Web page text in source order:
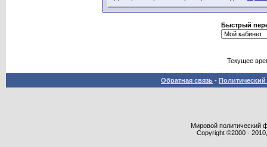
Быстрый
Текущее
Обратная связь -
Мировой политический
Copyright ©2000 -